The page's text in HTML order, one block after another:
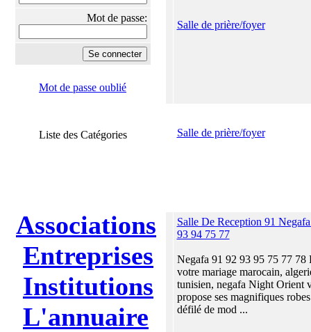
Mot de passe:
Mot de passe oublié
Liste des Catégories
Associations
Entreprises
Institutions
L'annuaire
Salle de prière/foyer
Salle de prière/foyer
Salle De Reception 91
93 94 75 77
Negafa 91 92 93 95 75 77 78
votre mariage marocain,
tunisien, negafa Night Orient
propose ses magnifiques
défilé de mod ...